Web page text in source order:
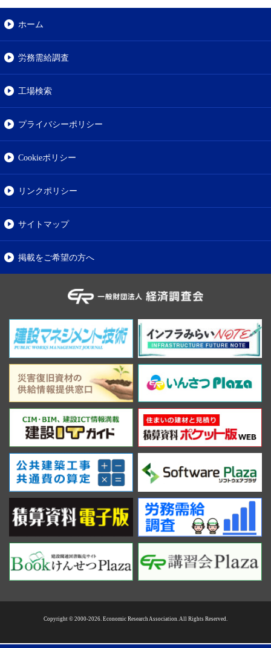
ホーム
労務需給調査
工場検索
プライバシーポリシー
Cookieポリシー
リンクポリシー
サイトマップ
掲載をご希望の方へ
Copyright © 2000-2026. Economic Research Association. All Rights Reserved.